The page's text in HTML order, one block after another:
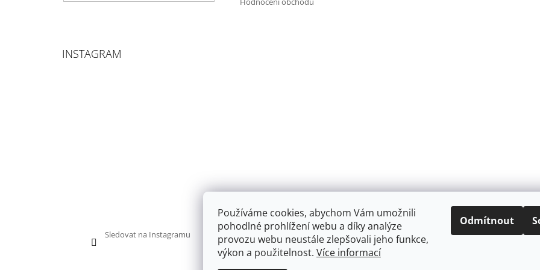
Používáme cookies, abychom Vám umožnili
pohodlné prohlížení webu a díky analýze
provozu webu neustále zlepšovali jeho funkce,
výkon a použitelnost. Více informací
Odmítnout
INSTAGRAM
Sledovat na Instagramu